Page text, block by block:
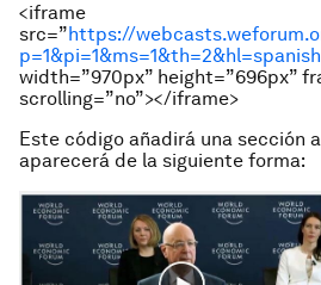
<iframe
src=”https://
width=”970px” height=”696px”
scrolling=”no”></iframe>
Este código añadirá una sección
aparecerá de la siguiente forma: